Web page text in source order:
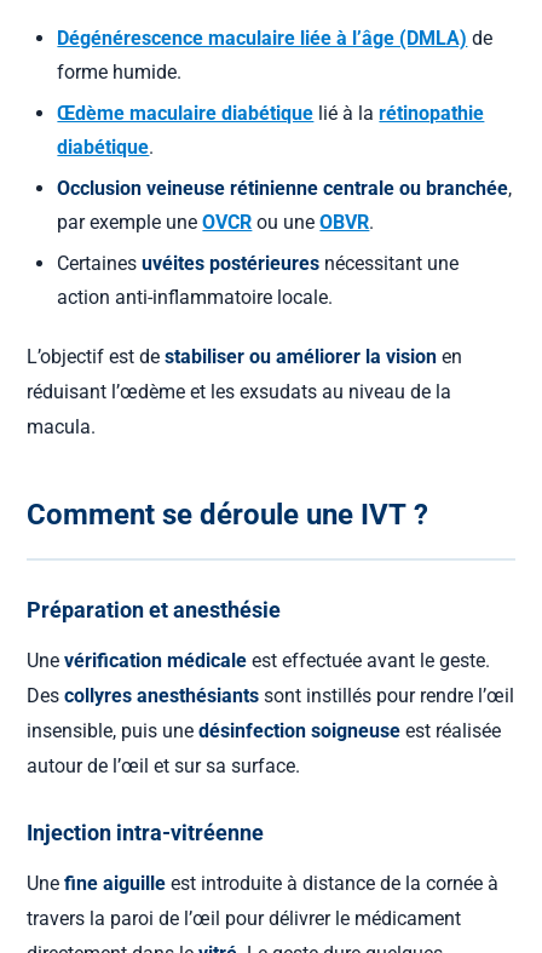
Dégénérescence maculaire liée à l’âge (DMLA) de
forme humide.
Œdème maculaire diabétique lié à larétinopathie
diabétique.
Occlusion veineuse rétinienne centrale ou branchée,
par exemple uneOVCR ou uneOBVR.
Certainesuvéites postérieures nécessitant une
action anti-inflammatoire locale.
L’objectif est destabiliser ou améliorer la vision en
réduisant l’œdème et les exsudats au niveau de la
macula.
Comment se déroule une IVT ?
Préparation et anesthésie
Unevérification médicale est effectuée avant le geste.
Descollyres anesthésiants sont instillés pour rendre l’œil
insensible, puis unedésinfection soigneuse est réalisée
autour de l’œil et sur sa surface.
Injection intra-vitréenne
Unefine aiguille est introduite à distance de la cornée à
travers la paroi de l’œil pour délivrer le médicament